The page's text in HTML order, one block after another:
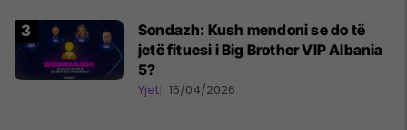
Sondazh: Kush mendoni se do të
jetë fituesi i Big Brother VIP Albania
5?
Yjet 15/04/2026